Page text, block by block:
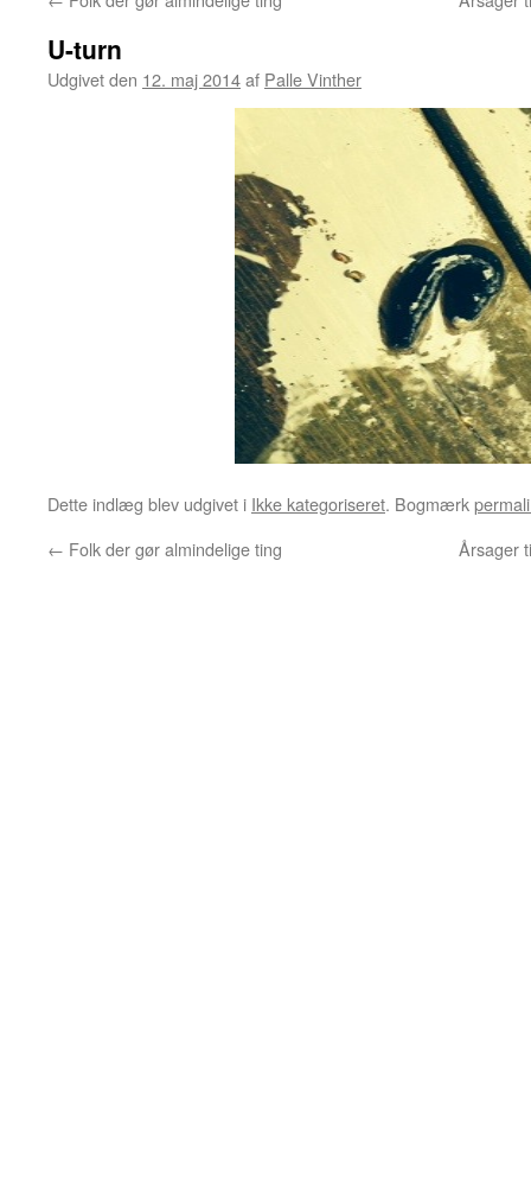
U-turn
Udgivet den 12. maj 2014af Palle Vinther
Dette indlæg blev udgivet i Ikke kategoriseret. Bogmærk
← Folk der gør almindelige ting Årsager